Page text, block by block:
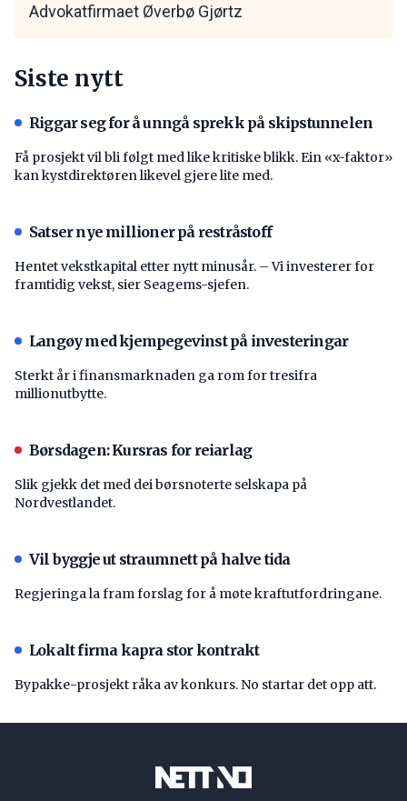
Advokatfirmaet Øverbø Gjørtz
Siste nytt
Riggar seg for å unngå sprekk på skipstunnelen
Få prosjekt vil bli følgt med like kritiske blikk. Ein «x-faktor»
kan kystdirektøren likevel gjere lite med.
Satser nye millioner på restråstoff
Hentet vekstkapital etter nytt minusår. – Vi investerer for
framtidig vekst, sier Seagems-sjefen.
Langøy med kjempegevinst på investeringar
Sterkt år i finansmarknaden ga rom for tresifra
millionutbytte.
Børsdagen: Kursras for reiarlag
Slik gjekk det med dei børsnoterte selskapa på
Nordvestlandet.
Vil byggje ut straumnett på halve tida
Regjeringa la fram forslag for å møte kraftutfordringane.
Lokalt firma kapra stor kontrakt
Bypakke-prosjekt råka av konkurs. No startar det opp att.